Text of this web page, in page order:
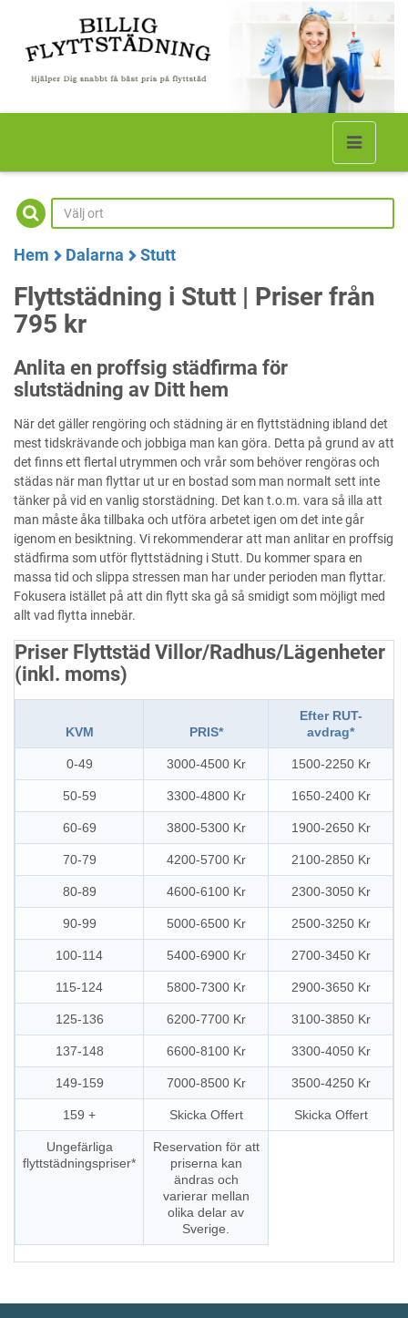
Hem Dalarna Stutt
Flyttstädning i Stutt | Priser från
795 kr
Anlita en proffsig städfirma för
slutstädning av Ditt hem
När det gäller rengöring och städning är en flyttstädning ibland det
mest tidskrävande och jobbiga man kan göra. Detta på grund av att
det finns ett flertal utrymmen och vrår som behöver rengöras och
städas när man flyttar ut ur en bostad som man normalt sett inte
tänker på vid en vanlig storstädning. Det kan t.o.m. vara så illa att
man måste åka tillbaka och utföra arbetet igen om det inte går
igenom en besiktning. Vi rekommenderar att man anlitar en proffsig
städfirma som utför flyttstädning i Stutt. Du kommer spara en
massa tid och slippa stressen man har under perioden man flyttar.
Fokusera istället på att din flytt ska gå så smidigt som möjligt med
allt vad flytta innebär.
Priser Flyttstäd Villor/Radhus/Lägenheter
(inkl. moms)
KVM PRIS*
Efter RUT-
avdrag*
0-49 3000-4500 Kr 1500-2250 Kr
50-59 3300-4800 Kr 1650-2400 Kr
60-69 3800-5300 Kr 1900-2650 Kr
70-79 4200-5700 Kr 2100-2850 Kr
80-89 4600-6100 Kr 2300-3050 Kr
90-99 5000-6500 Kr 2500-3250 Kr
100-114 5400-6900 Kr 2700-3450 Kr
115-124 5800-7300 Kr 2900-3650 Kr
125-136 6200-7700 Kr 3100-3850 Kr
137-148 6600-8100 Kr 3300-4050 Kr
149-159 7000-8500 Kr 3500-4250 Kr
159 + Skicka Offert Skicka Offert
Ungefärliga
flyttstädningspriser*
Reservation för att
priserna kan
ändras och
varierar mellan
olika delar av
Sverige.